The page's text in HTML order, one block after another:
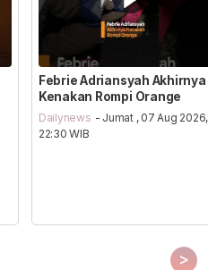
Febrie Adriansyah Akhirnya
Kenakan Rompi Orange
Dailynews - Jumat , 07 Aug 2026,
22:30 WIB
>